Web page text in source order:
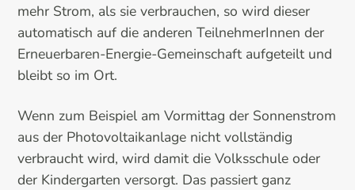
mehr Strom, als sie verbrauchen, so wird dieser
automatisch auf die anderen TeilnehmerInnen der
Erneuerbaren-Energie-Gemeinschaft aufgeteilt und
bleibt so im Ort.
Wenn zum Beispiel am Vormittag der Sonnenstrom
aus der Photovoltaikanlage nicht vollständig
verbraucht wird, wird damit die Volksschule oder
der Kindergarten versorgt. Das passiert ganz